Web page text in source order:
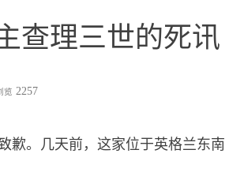
查理三世的死讯
览 2257
歉。几天前，这家位于英格兰东南